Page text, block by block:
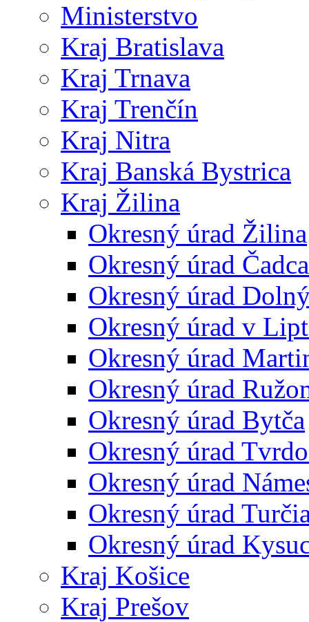
Ministerstvo
Kraj Bratislava
Kraj Trnava
Kraj Trenčín
Kraj Nitra
Kraj Banská Bystrica
Kraj Žilina
Okresný úrad Žilina
Okresný úrad Čadca
Okresný úrad
Okresný úrad v
Okresný úrad
Okresný úrad
Okresný úrad Bytča
Okresný úrad
Okresný úrad
Okresný úrad
Okresný úrad
Kraj Košice
Kraj Prešov